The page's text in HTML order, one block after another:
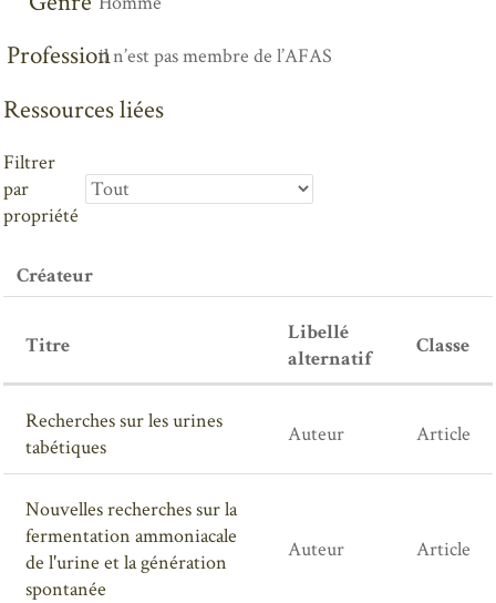
Professionil n’est pas membre de l’AFAS
Ressources liées
Filtrer
par
propriété
Créateur
Titre
Libellé
alternatif
Classe
Recherches sur les urines
tabétiques
Auteur Article
Nouvelles recherches sur la
fermentation ammoniacale
de l'urine et la génération
spontanée
Auteur Article